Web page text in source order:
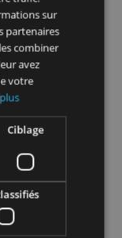
à
Bank.
sur les
cookies
le
notre trafic.
informations sur
nos partenaires
les combiner
leur avez